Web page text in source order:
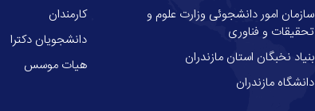
سازمان امور دانشجوئی وزارت علوم و
تحقیقات و فناوری
بنیاد نخبگان استان مازندران
دانشگاه مازندران
کارمندان
دانشجویان دکترا
هیات موسس